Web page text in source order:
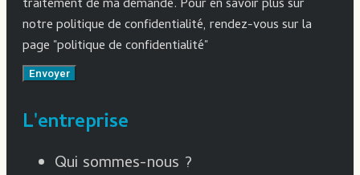
traitement de ma demande. Pour en savoir plus sur
notre politique de confidentialité, rendez-vous sur la
page "politique de confidentialité"
Envoyer
L'entreprise
Qui sommes-nous ?